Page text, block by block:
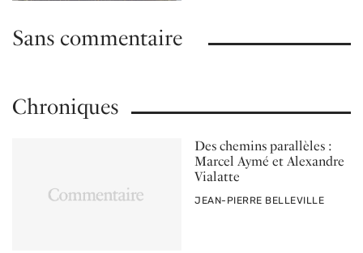
Sans commentaire
Chroniques
Des chemins parallèles :
Marcel Aymé et Alexandre
Vialatte
PAR
JEAN-PIERRE BELLEVILLE